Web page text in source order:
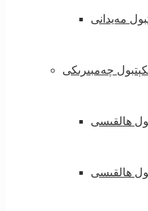
مەيدانى
چەمبىرىكى
ھالقىسى
ھالقىسى